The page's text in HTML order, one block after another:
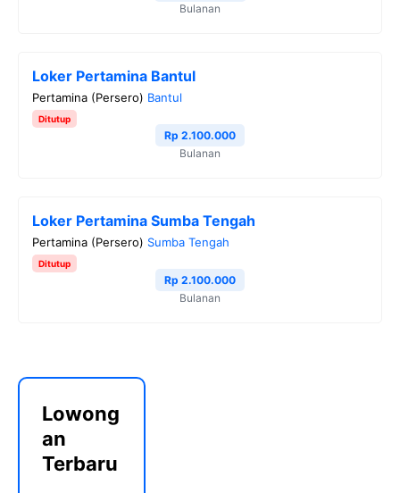
Bulanan
Loker Pertamina Bantul
Pertamina (Persero) Bantul
Ditutup
Rp 2.100.000
Bulanan
Loker Pertamina Sumba Tengah
Pertamina (Persero) Sumba Tengah
Ditutup
Rp 2.100.000
Bulanan
Lowong
an
Terbaru